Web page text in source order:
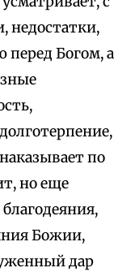
недостатки,
перед Богом, а
по
но еще
Божии,
дар